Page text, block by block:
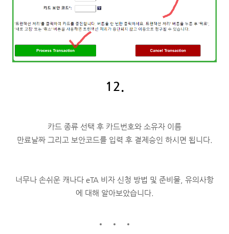
12.
카드 종류 선택 후 카드번호와 소유자 이름
만료날짜 그리고 보안코드를 입력 후 결제승인 하시면 됩니다.
너무나 손쉬운 캐나다 eTA 비자 신청 방법 및 준비물, 유의사항
에 대해 알아보았습니다.